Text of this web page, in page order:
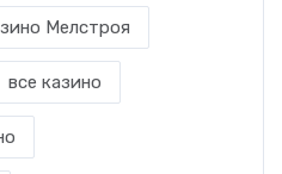
Мелстроя
все казино